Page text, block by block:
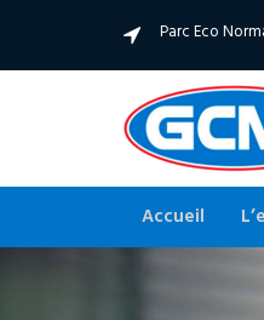
Parc Eco
Accueil